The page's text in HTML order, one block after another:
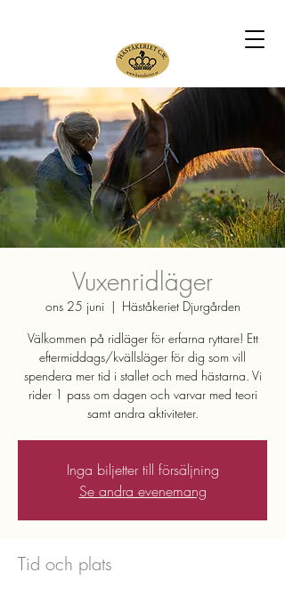
Vuxenridläger
ons 25 juni
  |
Häståkeriet Djurgården
Välkommen på ridläger för erfarna ryttare! Ett
eftermiddags/kvällsläger för dig som vill
spendera mer tid i stallet och med hästarna. Vi
rider 1 pass om dagen och varvar med teori
samt andra aktiviteter.
Inga biljetter till försäljning
Se andra evenemang
Tid och plats